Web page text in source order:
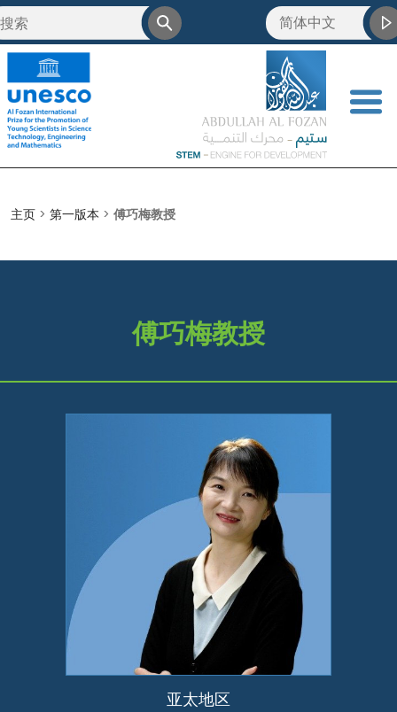
<
简体中文
العربية
English
Français
主页 > 第一版本 > 傅巧梅教授
傅巧梅教授
亚太地区